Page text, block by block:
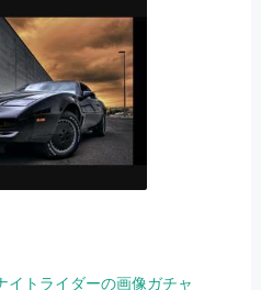
イトライダーの画像ガチャ